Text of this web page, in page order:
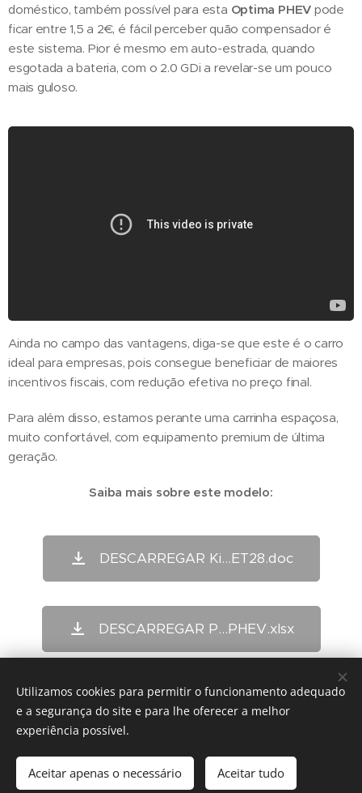
doméstico, também possível para esta Optima PHEV pode
ficar entre 1,5 a 2€, é fácil perceber quão compensador é
este sistema. Pior é mesmo em auto-estrada, quando
esgotada a bateria, com o 2.0 GDi a revelar-se um pouco
mais guloso.
Ainda no campo das vantagens, diga-se que este é o carro
ideal para empresas, pois consegue beneficiar de maiores
incentivos fiscais, com redução efetiva no preço final.
Para além disso, estamos perante uma carrinha espaçosa,
muito confortável, com equipamento premium de última
geração.
Saiba mais sobre este modelo:
DESCARREGAR Ki...ET28.doc
DESCARREGAR P...PHEV.xlsx
Share
Utilizamos cookies para permitir o funcionamento adequado
e a segurança do site e para lhe oferecer a melhor
experiência possível.
Aceitar apenas o necessário Aceitar tudo